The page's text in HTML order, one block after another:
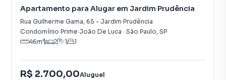
Apartamento para Alugar em Jardim Prudência
Rua Guilherme Gama, 65 - Jardim Prudência
Condomínio Prime João De Luca · São Paulo, SP
46m² 2 1 1
R$ 2.700,00Aluguel